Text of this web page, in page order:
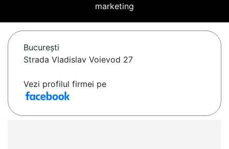
marketing
Bucureşti
Strada Vladislav Voievod 27
Vezi profilul firmei pe